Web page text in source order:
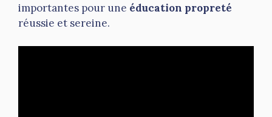
importantes pour une éducation propreté
réussie et sereine.